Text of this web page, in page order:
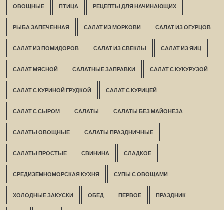
ОВОЩНЫЕ ПТИЦА РЕЦЕПТЫ ДЛЯ НАЧИНАЮЩИХ
РЫБА ЗАПЕЧЕННАЯ САЛАТ ИЗ МОРКОВИ САЛАТ ИЗ ОГУРЦОВ
САЛАТ ИЗ ПОМИДОРОВ САЛАТ ИЗ СВЕКЛЫ САЛАТ ИЗ ЯИЦ
САЛАТ МЯСНОЙ САЛАТНЫЕ ЗАПРАВКИ САЛАТ С КУКУРУЗОЙ
САЛАТ С КУРИНОЙ ГРУДКОЙ САЛАТ С КУРИЦЕЙ
САЛАТ С СЫРОМ САЛАТЫ САЛАТЫ БЕЗ МАЙОНЕЗА
САЛАТЫ ОВОЩНЫЕ САЛАТЫ ПРАЗДНИЧНЫЕ
САЛАТЫ ПРОСТЫЕ СВИНИНА СЛАДКОЕ
СРЕДИЗЕМНОМОРСКАЯ КУХНЯ СУПЫ С ОВОЩАМИ
ХОЛОДНЫЕ ЗАКУСКИ ОБЕД ПЕРВОЕ ПРАЗДНИК